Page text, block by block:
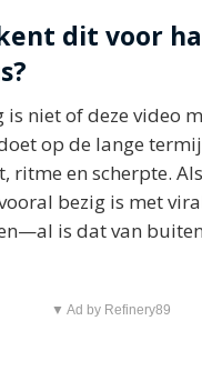
dit voor
is niet of deze video
op de lange
ritme en scherpte.
bezig is met
is dat van
▼ Ad by Refinery89